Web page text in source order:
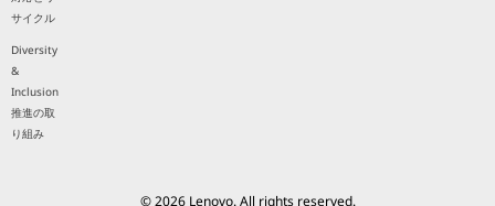
サイクル
Diversity
&
Inclusion
推進の取
り組み
© 2026 Lenovo. All rights reserved.